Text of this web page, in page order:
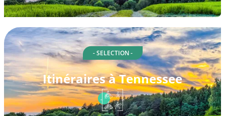
- SELECTION -
Itinéraires à Tennessee